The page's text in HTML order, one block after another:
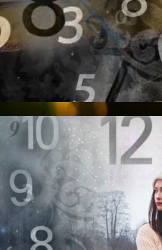
Xiaomi: Внешность Уже
– Еще Нет
Свеча На Отпевании
И Как Живому Откупиться